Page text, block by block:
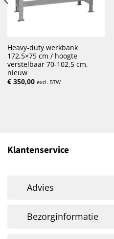
Heavy-duty werkbank
172,5×75 cm / hoogte
verstelbaar 70-102,5 cm,
nieuw
€350,00 excl. BTW
Klantenservice
Advies
Bezorginformatie